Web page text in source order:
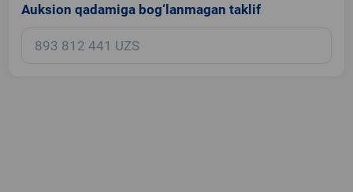
Auksion qadamiga bog‘lanmagan taklif